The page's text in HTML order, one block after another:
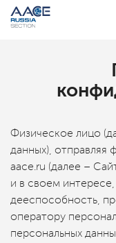
Физическое лицо
данных), отправляя
aace.ru (далее –
и в своем
дееспособность,
оператору
персональных